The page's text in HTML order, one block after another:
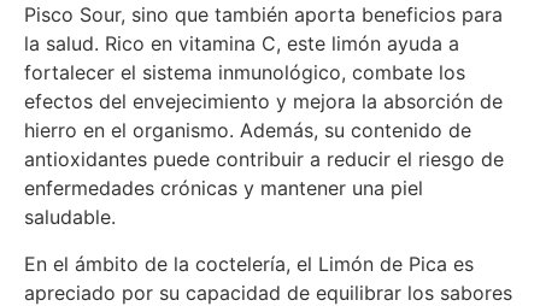
Pisco Sour, sino que también aporta beneficios para
la salud. Rico en vitamina C, este limón ayuda a
fortalecer el sistema inmunológico, combate los
efectos del envejecimiento y mejora la absorción de
hierro en el organismo. Además, su contenido de
antioxidantes puede contribuir a reducir el riesgo de
enfermedades crónicas y mantener una piel
saludable.
En el ámbito de la coctelería, el Limón de Pica es
apreciado por su capacidad de equilibrar los sabores